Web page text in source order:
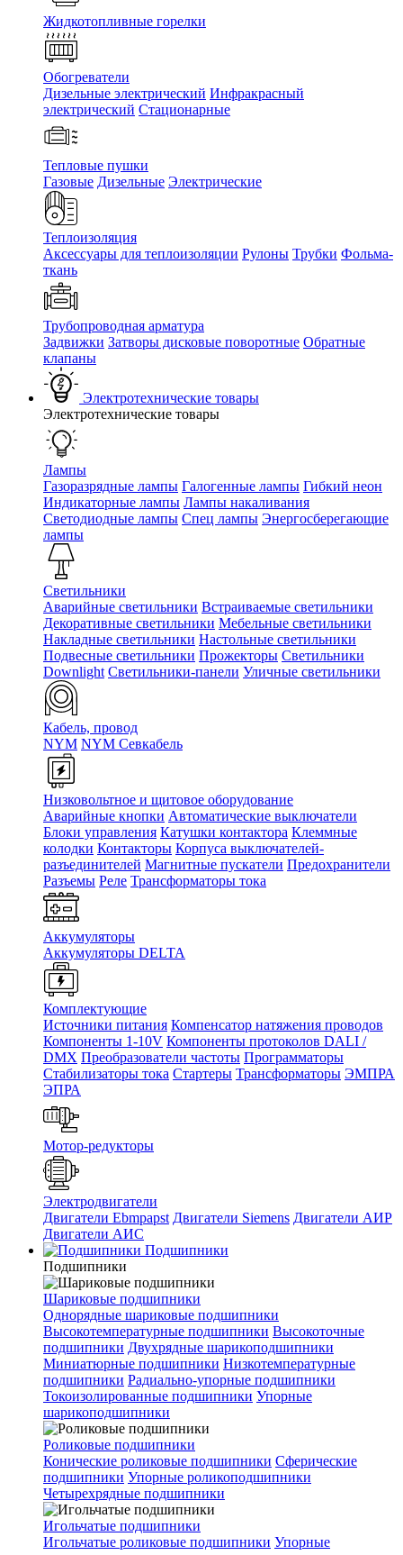
Жидкотопливные горелки
Обогреватели
Дизельные электрический Инфракрасный
электрический Стационарные
Тепловые пушки
Газовые Дизельные Электрические
Теплоизоляция
Аксессуары для теплоизоляции Рулоны Трубки Фольма-
ткань
Трубопроводная арматура
Задвижки Затворы дисковые поворотные Обратные
клапаны
Электротехнические товары
Электротехнические товары
Лампы
Газоразрядные лампы Галогенные лампы Гибкий неон
Индикаторные лампы Лампы накаливания
Светодиодные лампы Спец лампы Энергосберегающие
лампы
Светильники
Аварийные светильники Встраиваемые светильники
Декоративные светильники Мебельные светильники
Накладные светильники Настольные светильники
Подвесные светильники Прожекторы Светильники
Downlight Светильники-панели Уличные светильники
Кабель, провод
NYM NYM Севкабель
Низковольтное и щитовое оборудование
Аварийные кнопки Автоматические выключатели
Блоки управления Катушки контактора Клеммные
колодки Контакторы Корпуса выключателей-
разъединителей Магнитные пускатели Предохранители
Разъемы Реле Трансформаторы тока
Аккумуляторы
Аккумуляторы DELTA
Комплектующие
Источники питания Компенсатор натяжения проводов
Компоненты 1-10V Компоненты протоколов DALI /
DMX Преобразователи частоты Программаторы
Стабилизаторы тока Стартеры Трансформаторы ЭМПРА
ЭПРА
Мотор-редукторы
Электродвигатели
Двигатели Ebmpapst Двигатели Siemens Двигатели АИР
Двигатели АИС
Подшипники
Подшипники
Шариковые подшипники
Однорядные шариковые подшипники
Высокотемпературные подшипники Высокоточные
подшипники Двухрядные шарикоподшипники
Миниатюрные подшипники Низкотемпературные
подшипники Радиально-упорные подшипники
Токоизолированные подшипники Упорные
шарикоподшипники
Роликовые подшипники
Конические роликовые подшипники Сферические
подшипники Упорные роликоподшипники
Четырехрядные подшипники
Игольчатые подшипники
Игольчатые роликовые подшипники Упорные